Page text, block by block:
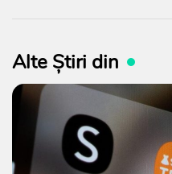
Alte Știri din